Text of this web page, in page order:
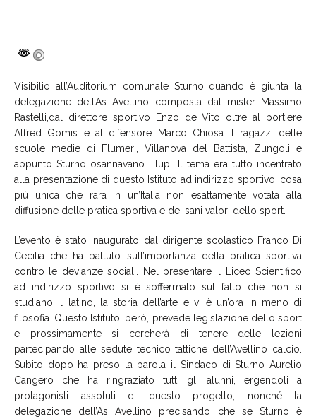
Visibilio all’Auditorium comunale Sturno quando è giunta la
delegazione dell’As Avellino composta dal mister Massimo
Rastelli,dal direttore sportivo Enzo de Vito oltre al portiere
Alfred Gomis e al difensore Marco Chiosa. I ragazzi delle
scuole medie di Flumeri, Villanova del Battista, Zungoli e
appunto Sturno osannavano i lupi. Il tema era tutto incentrato
alla presentazione di questo Istituto ad indirizzo sportivo, cosa
più unica che rara in un’Italia non esattamente votata alla
diffusione delle pratica sportiva e dei sani valori dello sport.
L’evento è stato inaugurato dal dirigente scolastico Franco Di
Cecilia che ha battuto sull’importanza della pratica sportiva
contro le devianze sociali. Nel presentare il Liceo Scientifico
ad indirizzo sportivo si è soffermato sul fatto che non si
studiano il latino, la storia dell’arte e vi è un’ora in meno di
filosofia. Questo Istituto, però, prevede legislazione dello sport
e prossimamente si cercherà di tenere delle lezioni
partecipando alle sedute tecnico tattiche dell’Avellino calcio.
Subito dopo ha preso la parola il Sindaco di Sturno Aurelio
Cangero che ha ringraziato tutti gli alunni, ergendoli a
protagonisti assoluti di questo progetto, nonché la
delegazione dell’As Avellino precisando che se Sturno è